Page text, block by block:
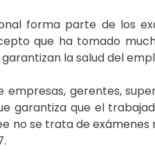
forma parte de los
que ha tomado
la salud del
empresas, gerentes,
garantiza que el
no se trata de